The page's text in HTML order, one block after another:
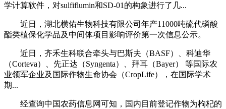
学计算软件，对sulfiflumin和SD-01的构象进行了几...
近日，湖北横佑生物科技有限公司年产11000吨硫代磷酸
酯类植保化学品及中间体项目影响评价第一次信息公示。
近日，齐禾生科联合牵头与巴斯夫（BASF）、科迪华
（Corteva）、先正达（Syngenta）、拜耳（Bayer） 等国际农
业领军企业及国际作物生命协会（CropLife），在国际学术
期...
经查询中国农药信息网可知，国内目前登记作物为枸杞的